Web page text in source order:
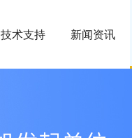
技术支持 新闻资讯